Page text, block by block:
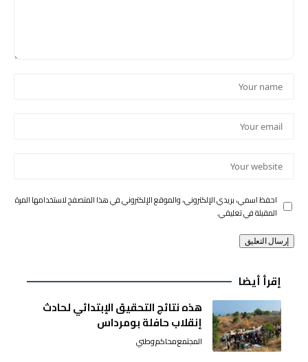
احفظ اسمي، بريدي الإلكتروني، والموقع الإلكتروني في هذا المتصفح لاستخدامها المرة
المقبلة في تعليقي.
إقرأ أيضا
هذه نتائج التحقيق الإبتدائي لحادث
إنقلاب حافلة بومرداس
المجتمعمحاكموطني